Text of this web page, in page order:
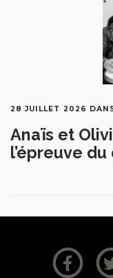
28 JUILLET 2026
Anaïs et
l’épreuve du